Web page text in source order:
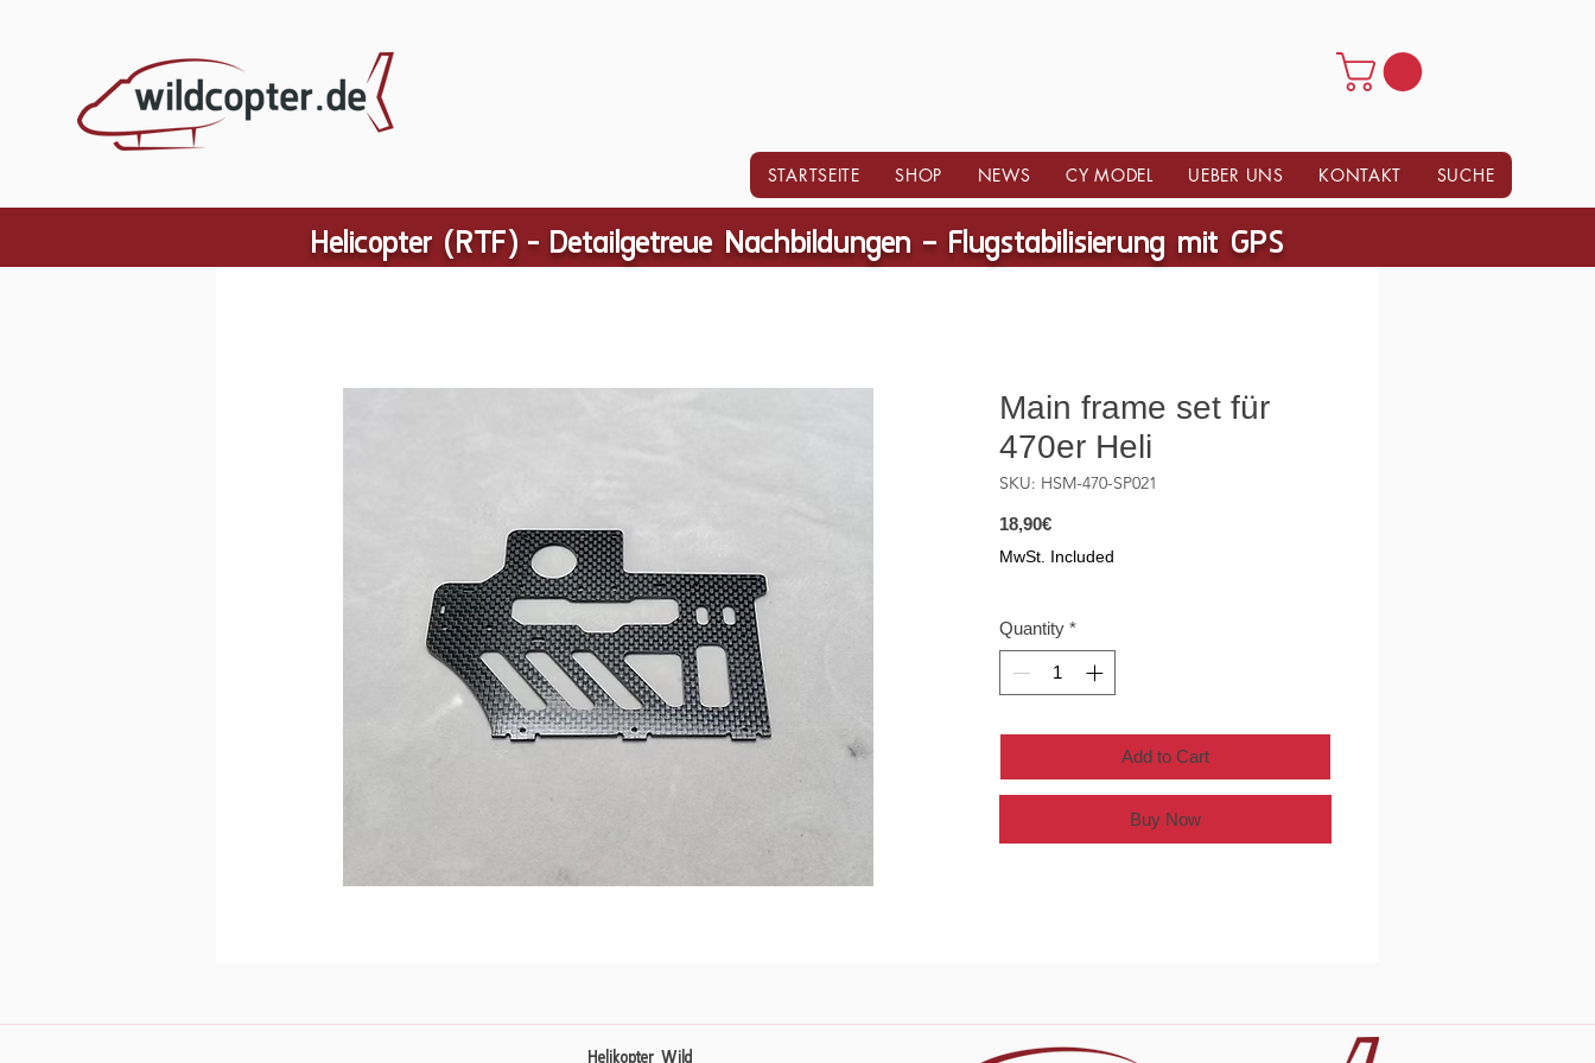
STARTSEITE SHOP NEWS CY MODEL UEBER UNS KONTAKT SUCHE
Main frame set für
470er Heli
SKU: HSM-470-SP021
18,90€Price
MwSt. Included
Quantity *
Add to Cart
Buy Now
Helicopter (RTF) - Detailgetreue Nachbildungen – Flugstabilisierung mit GPS
Helikopter Wild